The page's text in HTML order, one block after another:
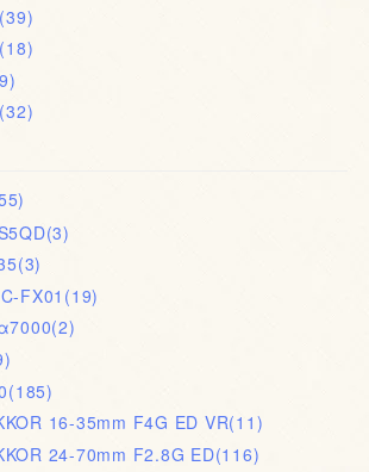
(39)
(18)
(32)
(3)
(3)
FX01 (19)
(2)
(185)
16-35mm F4G ED VR(11)
24-70mm F2.8G ED(116)